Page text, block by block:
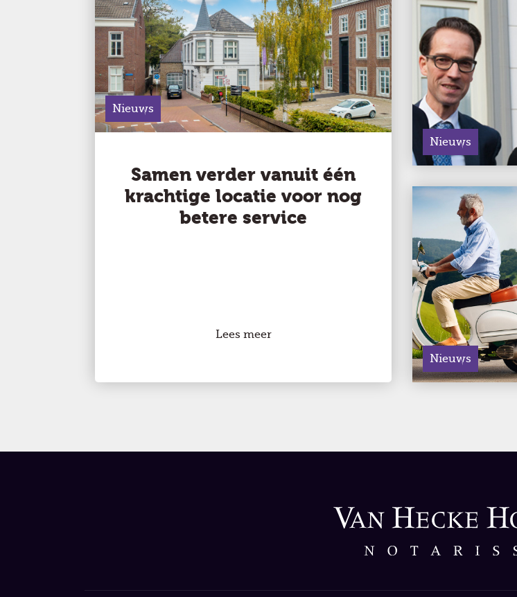
Nieuws
Samen verder vanuit één
krachtige locatie voor nog
betere service
Lees meer
Nieuws
Nieuws